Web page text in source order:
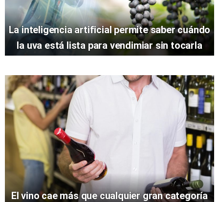
La inteligencia artificial permite saber cuándo
la uva está lista para vendimiar sin tocarla
El vino cae más que cualquier gran categoría